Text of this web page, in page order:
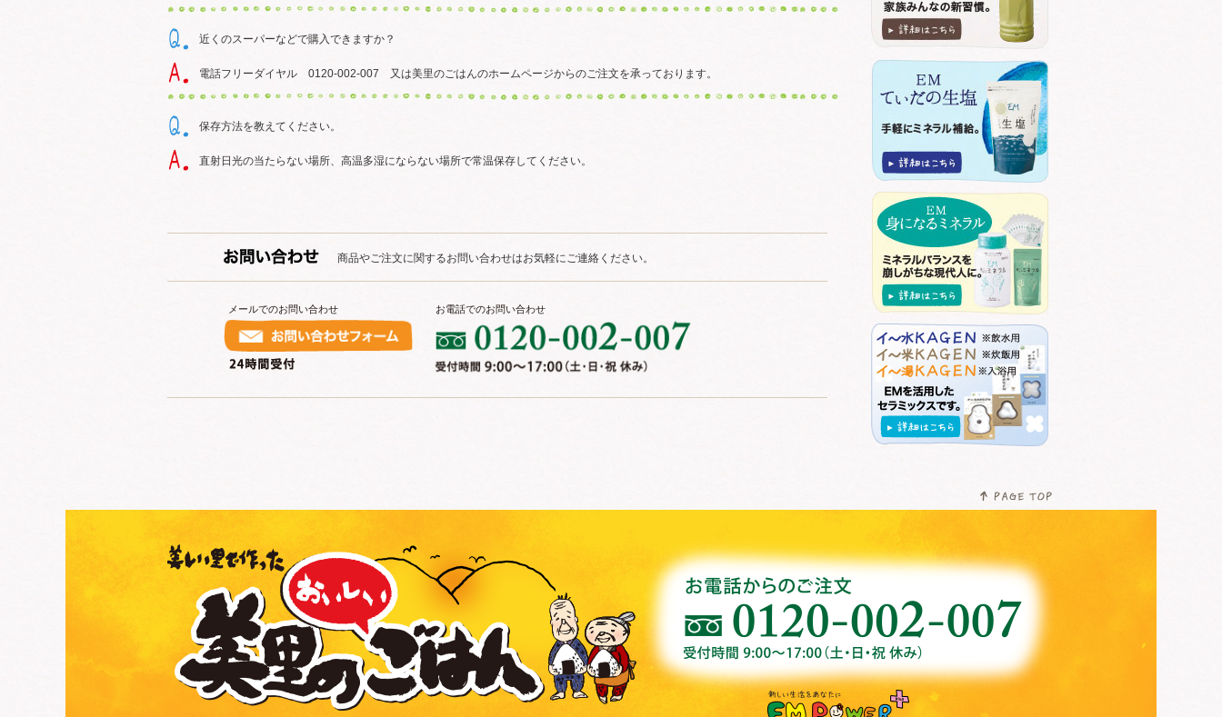
近くのスーパーなどで購入できますか？
電話フリーダイヤル 0120-002-007 又は美里のごはんのホームページからのご注文を承っております。
保存方法を教えてください。
直射日光の当たらない場所、高温多湿にならない場所で常温保存してください。
商品やご注文に関するお問い合わせはお気軽にご連絡ください。
メールでのお問い合わせ お電話でのお問い合わせ